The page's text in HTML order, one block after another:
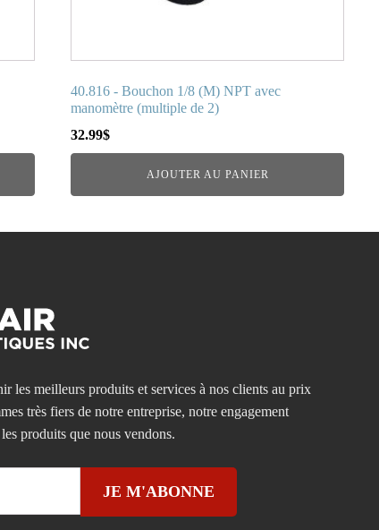
40.816 - Bouchon 1/8 (M) NPT avec
manomètre (multiple de 2)
32.99$
AJOUTER AU PANIER
les meilleurs produits et services à nos clients au prix
très fiers de notre entreprise, notre engagement
produits que nous vendons.
JE M'ABONNE